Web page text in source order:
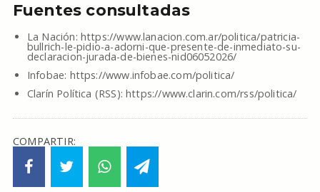
Fuentes consultadas
La Nación: https://www.lanacion.com.ar/politica/patricia-
bullrich-le-pidio-a-adorni-que-presente-de-inmediato-su-
declaracion-jurada-de-bienes-nid06052026/
Infobae: https://www.infobae.com/politica/
Clarín Política (RSS): https://www.clarin.com/rss/politica/
COMPARTIR: